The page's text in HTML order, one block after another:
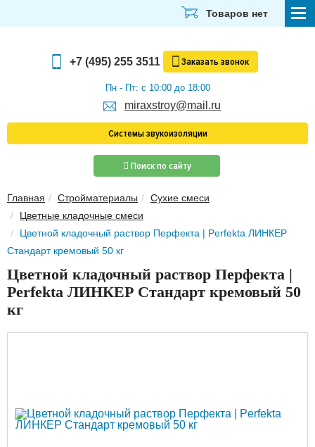
ЭЛЕКТРИКА И ОСВЕЩЕНИЕ
ЗВУКОИЗОЛЯЦИЯ
ТЕПЛОИЗОЛЯЦИЯ
О компании
Оплата
Товаров нет
+7 (495) 255 3511 Заказать звонок
Пн - Пт: с 10:00 до 18:00
miraxstroy@mail.ru
Системы звукоизоляции
Поиск по сайту
Главная Стройматериалы
Сухие смеси
Цветные кладочные смеси
Цветной кладочный раствор Перфекта | Perfekta ЛИНКЕР
Стандарт кремовый 50 кг
Цветной кладочный раствор Перфекта |
Perfekta ЛИНКЕР Стандарт кремовый 50
кг